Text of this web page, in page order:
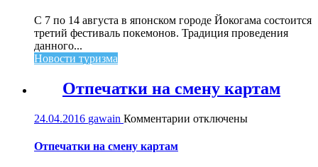
Йокогаме
С 7 по 14 августа в японском городе Йокогама состоится
третий фестиваль покемонов. Традиция проведения
данного...
Новости туризма
Отпечатки на смену картам
24.04.2016 gawain Комментарии котключены
Отпечатки на смену картам